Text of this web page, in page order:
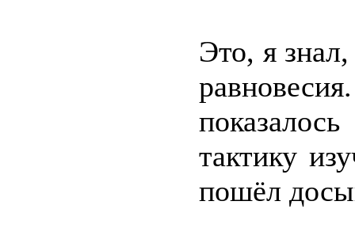
Это, я
тактику
пошёл